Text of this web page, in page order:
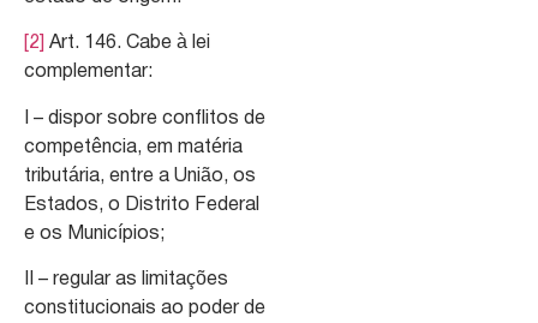
[2]
Art. 146. Cabe à lei
complementar:
I – dispor sobre conflitos de
competência, em matéria
tributária, entre a União, os
Estados, o Distrito Federal
e os Municípios;
II – regular as limitações
constitucionais ao poder de